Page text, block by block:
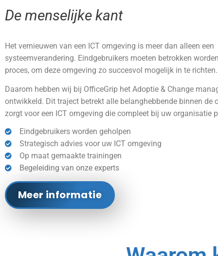
De menselijke kant
Het vernieuwen van een ICT omgeving is meer dan alleen een
systeemverandering. Eindgebruikers moeten betrokken
proces, om deze omgeving zo succesvol mogelijk in te richten.
Daarom hebben wij bij OfficeGrip het Adoptie & Change
ontwikkeld. Dit traject betrekt alle belanghebbende binnen de
zorgt voor een ICT omgeving die compleet bij uw organisatie
Eindgebruikers worden geholpen
Strategisch advies voor uw ICT omgeving
Op maat gemaakte trainingen
Begeleiding van onze experts
Meer informatie